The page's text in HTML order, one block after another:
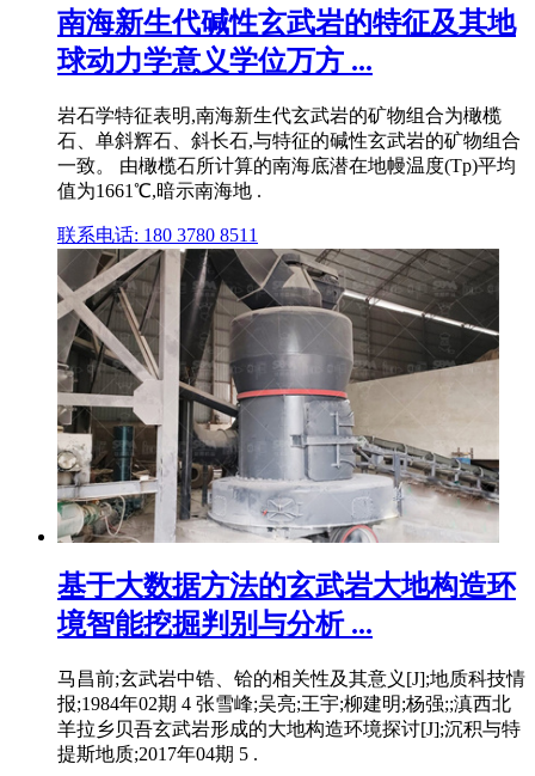
南海新生代碱性玄武岩的特征及其地
球动力学意义学位万方 ...
岩石学特征表明,南海新生代玄武岩的矿物组合为橄榄
石、单斜辉石、斜长石,与特征的碱性玄武岩的矿物组合
一致。 由橄榄石所计算的南海底潜在地幔温度(Tp)平均
值为1661℃,暗示南海地 .
联系电话: 180 3780 8511
基于大数据方法的玄武岩大地构造环
境智能挖掘判别与分析 ...
马昌前;玄武岩中锆、铪的相关性及其意义[J];地质科技情
报;1984年02期 4 张雪峰;吴亮;王宇;柳建明;杨强;;滇西北
羊拉乡贝吾玄武岩形成的大地构造环境探讨[J];沉积与特
提斯地质;2017年04期 5 .